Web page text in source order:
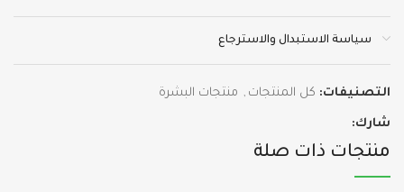
سياسة الاستبدال والاسترجاع
التصنيفات: كل المنتجات , منتجات البشرة
شارك:
منتجات ذات صلة